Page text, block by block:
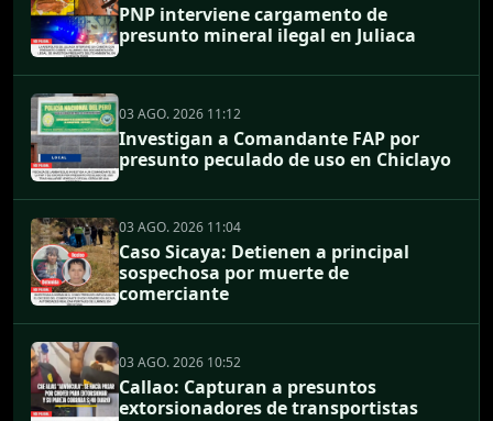
PNP interviene cargamento de
presunto mineral ilegal en Juliaca
03 AGO. 2026 11:12
Investigan a Comandante FAP por
presunto peculado de uso en Chiclayo
03 AGO. 2026 11:04
Caso Sicaya: Detienen a principal
sospechosa por muerte de
comerciante
03 AGO. 2026 10:52
Callao: Capturan a presuntos
extorsionadores de transportistas